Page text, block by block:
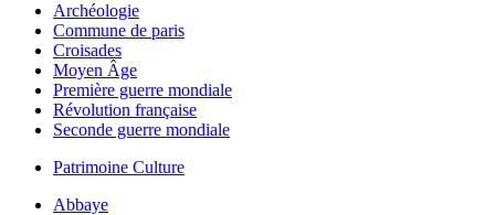
Archéologie
Commune de paris
Croisades
Moyen Âge
Première guerre mondiale
Révolution française
Seconde guerre mondiale
Patrimoine Culture
Abbaye